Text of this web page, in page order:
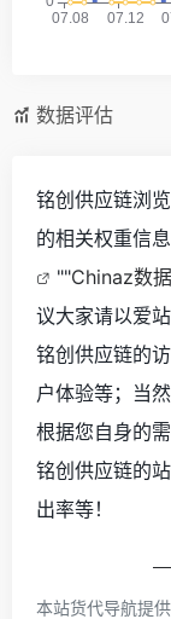
数据评估
铭创供应链浏
的相关权重信
""Chinaz数据
议大家请以爱
铭创供应链的
户体验等；当
根据您自身的
铭创供应链的
出率等！
本站货代导航提